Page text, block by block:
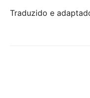
Traduzido e